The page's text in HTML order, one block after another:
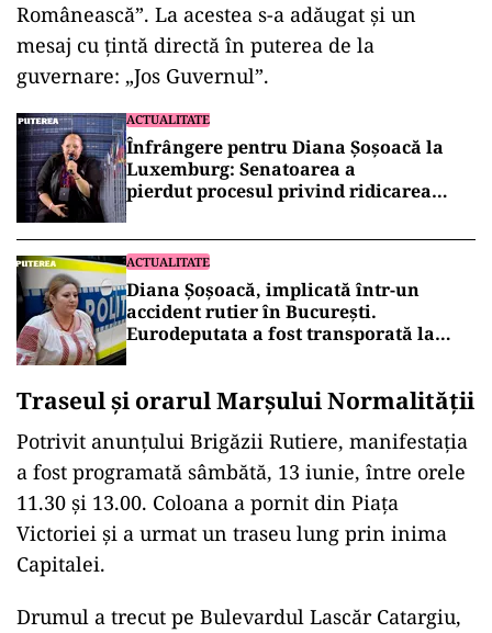
Românească”. La acestea s-a adăugat și un
mesaj cu țintă directă în puterea de la
guvernare: „Jos Guvernul”.
ACTUALITATE
Înfrângere pentru Diana Șoșoacă la
Luxemburg: Senatoarea a
pierdut procesul privind ridicarea
ACTUALITATE
Diana Șoșoacă, implicată într-un
accident rutier în București.
Eurodeputata a fost transporată la
Traseul și orarul Marșului Normalității
Potrivit anunțului Brigăzii Rutiere, manifestația
a fost programată sâmbătă, 13 iunie, între orele
11.30 și 13.00. Coloana a pornit din Piața
Victoriei și a urmat un traseu lung prin inima
Capitalei.
Drumul a trecut pe Bulevardul Lascăr Catargiu,